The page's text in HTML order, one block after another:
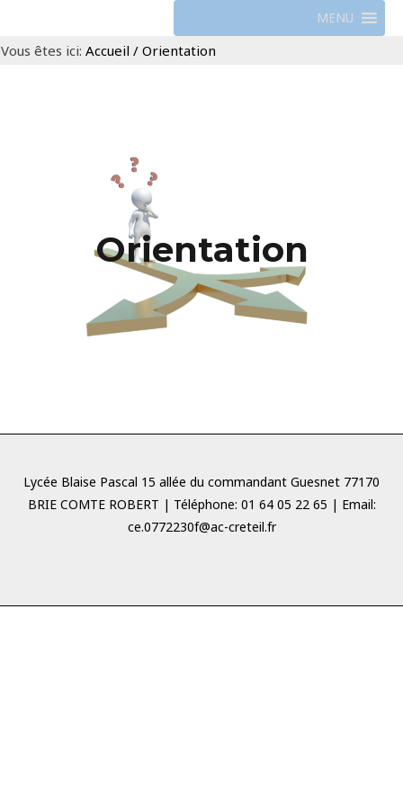
MENU
Vous êtes ici: Accueil / Orientation
Orientation
Lycée Blaise Pascal 15 allée du commandant Guesnet 77170
BRIE COMTE ROBERT | Téléphone: 01 64 05 22 65 | Email:
ce.0772230f@ac-creteil.fr